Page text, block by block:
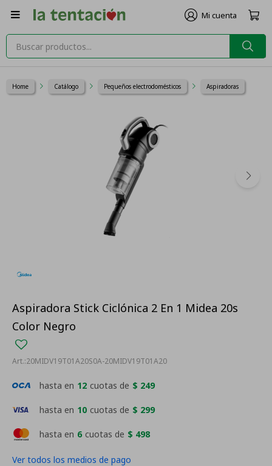

Home Catálogo Pequeños electrodomésticos Aspiradoras
Aspiradora Stick Ciclónica 2 En 1 Midea 20s
Color Negro
20MIDV19T01A20S0A-20MIDV19T01A20
hasta en 6 cuotas de $ 498
hasta en 12 cuotas de $ 249
hasta en 10 cuotas de $ 299
Ver todos los medios de pago